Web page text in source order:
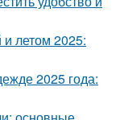
летом 2025:
2025 года: